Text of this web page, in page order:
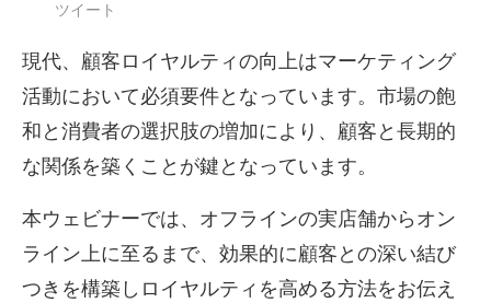
ツイート
現代、顧客ロイヤルティの向上はマーケティング
活動において必須要件となっています。市場の飽
和と消費者の選択肢の増加により、顧客と長期的
な関係を築くことが鍵となっています。
本ウェビナーでは、オフラインの実店舗からオン
ライン上に至るまで、効果的に顧客との深い結び
つきを構築しロイヤルティを高める方法をお伝え